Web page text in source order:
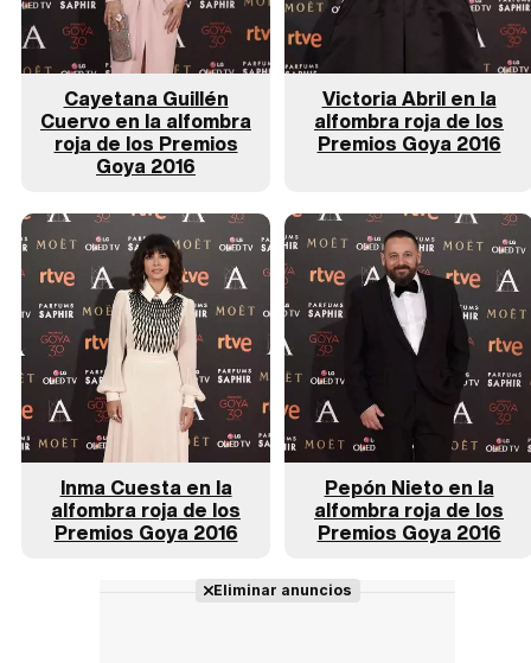
Cayetana Guillén
Cuervo en la alfombra
roja de los Premios
Goya 2016
Victoria Abril en la
alfombra roja de los
Premios Goya 2016
Inma Cuesta en la
alfombra roja de los
Premios Goya 2016
Pepón Nieto en la
alfombra roja de los
Premios Goya 2016
Eliminar anuncios